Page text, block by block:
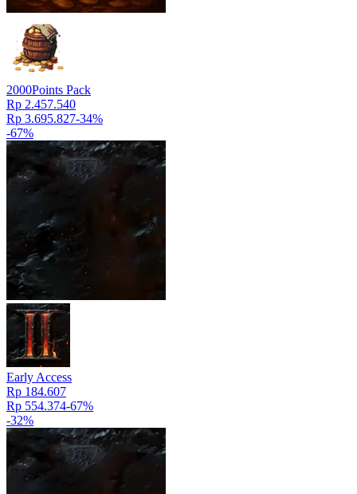
2000Points Pack
Rp 2.457.540
Rp 3.695.827-34%
-67%
Early Access
Rp 184.607
Rp 554.374-67%
-32%